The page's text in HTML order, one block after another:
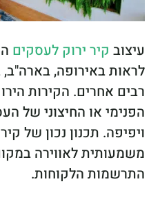
עיצוב קיר ירוק לעסקים
לראות באירופה,
רבים אחרים. הקירות
הפנימי או החיצוני של
ויפיפה. תכנון נכון של
משמעותית לאווירה
התרשמות הלקוחות.